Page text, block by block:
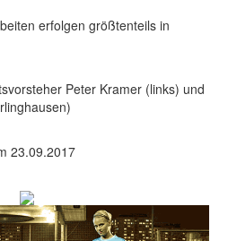
erfolgen größtenteils in
Peter Kramer (links) und
23.09.2017